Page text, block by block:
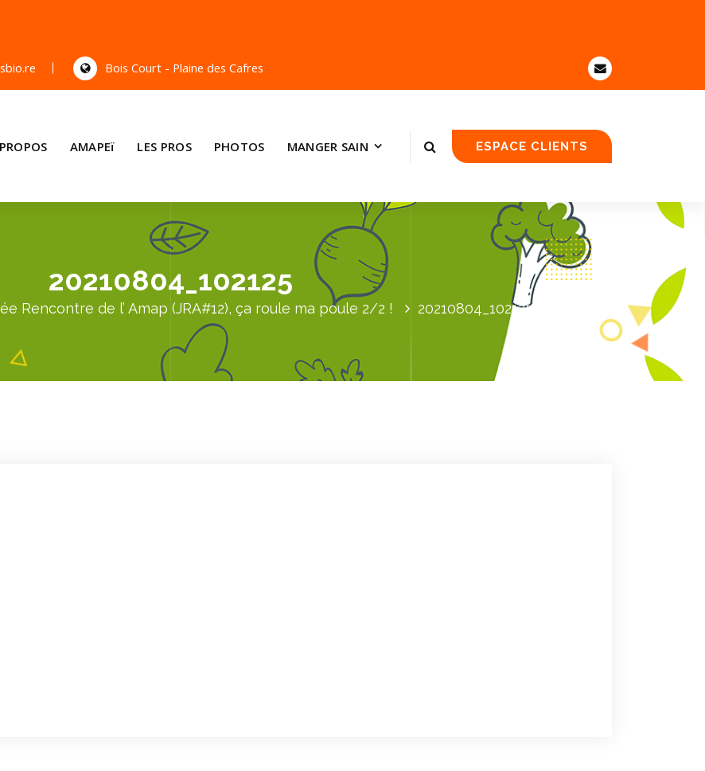
Bois Court - Plaine des Cafres
AMAPEï LES PROS PHOTOS MANGER SAIN ESPACE CLIENTS
20210804_102125
Rencontre de l’ Amap (JRA#12), ça roule ma poule 2/2 ! 20210804_102125